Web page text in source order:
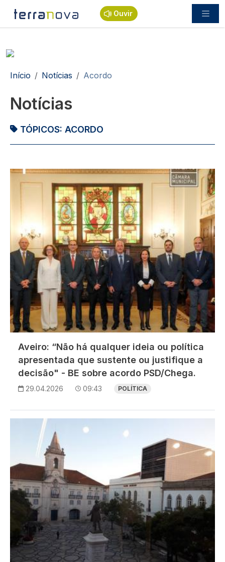
Passar para o conteúdo principal
Ouvir
Navegação estrutural
Início Notícias Acordo
Notícias
TÓPICOS: ACORDO
Imagem
Aveiro: “Não há qualquer ideia ou política
apresentada que sustente ou justifique a
decisão" - BE sobre acordo PSD/Chega.
29.04.2026 09:43 POLÍTICA